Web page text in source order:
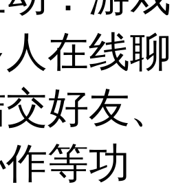
在线聊
好友、
等功